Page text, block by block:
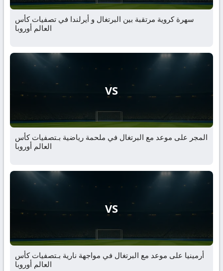
سهرة كروية مرتقبة بين البرتغال و أيرلندا في تصفيات كأس
العالم أوروبا
VS
المجر على موعد مع البرتغال في ملحمة رياضية بـتصفيات كأس
العالم أوروبا
VS
أرمينيا على موعد مع البرتغال في مواجهة نارية بـتصفيات كأس
العالم أوروبا